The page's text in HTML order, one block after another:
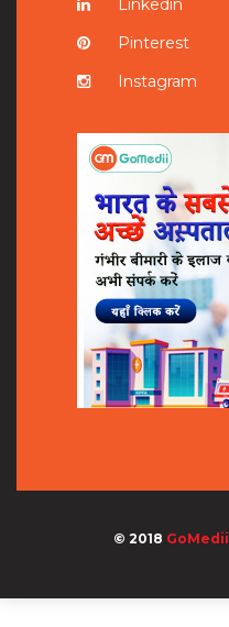
Linkedin
Pinterest
Instagram
© 2018 GoMedii